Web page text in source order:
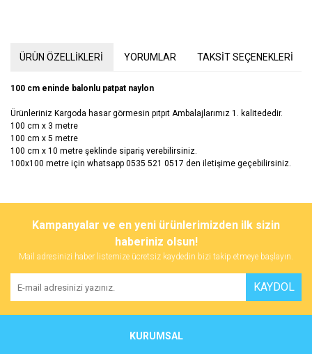
ÜRÜN ÖZELLİKLERİ YORUMLAR TAKSİT SEÇENEKLERİ
100 cm eninde balonlu patpat naylon
Ürünleriniz Kargoda hasar görmesin pıtpıt Ambalajlarımız 1. kalitededir.
100 cm x 3 metre
100 cm x 5 metre
100 cm x 10 metre şeklinde sipariş verebilirsiniz.
100x100 metre için whatsapp 0535 521 0517 den iletişime geçebilirsiniz.
Bu ürüne ilk yorumu siz yapın!
Yorum Yaz
tarafımıza iletebilirsiniz.
Görüş ve önerileriniz için teşekkür ederiz.
Ürün resmi kalitesiz, bozuk veya görüntülenemiyor.
Ürün açıklamasında eksik bilgiler bulunuyor.
Ürün fiyatı diğer sitelerden daha pahalı.
Kampanyalar ve en yeni ürünlerimizden ilk sizin
haberiniz olsun!
Mail adresinizi haber listemize ücretsiz kaydedin bizi takip etmeye başlayın.
KAYDOL
KURUMSAL